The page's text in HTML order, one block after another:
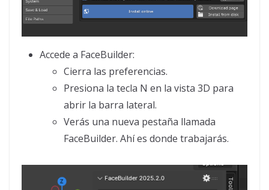
Accede a FaceBuilder:
Cierra las preferencias.
Presiona la tecla N en la vista 3D para
abrir la barra lateral.
Verás una nueva pestaña llamada
FaceBuilder. Ahí es donde trabajarás.